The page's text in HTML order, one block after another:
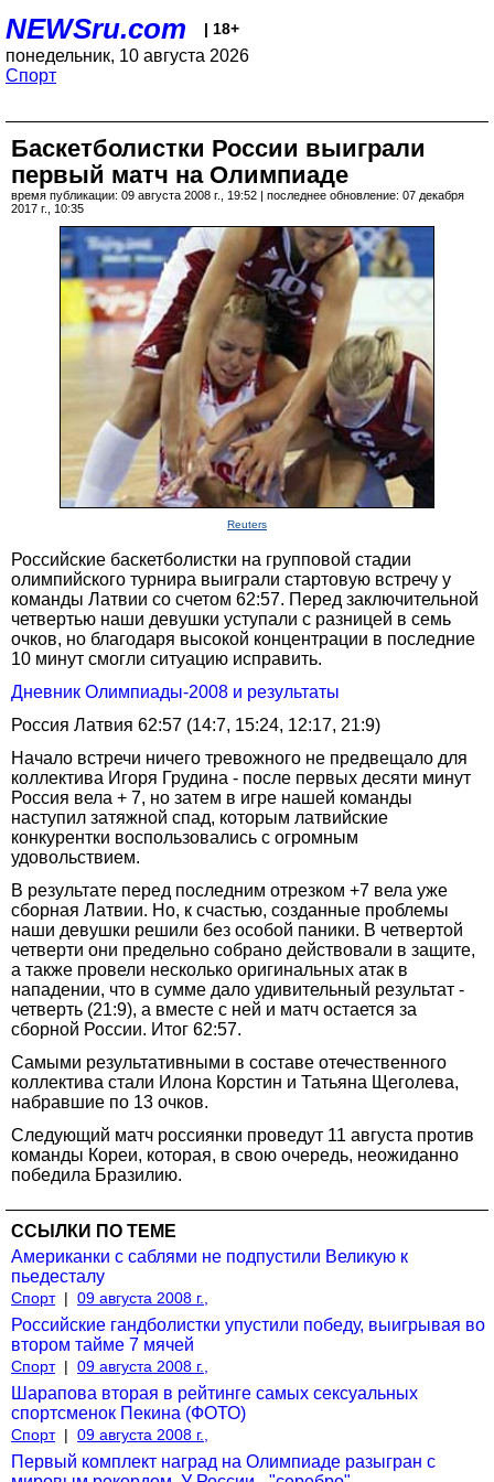
NEWSru.com | 18+
понедельник, 10 августа 2026
Спорт
Баскетболистки России выиграли
первый матч на Олимпиаде
время публикации: 09 августа 2008 г., 19:52 | последнее обновление: 07 декабря
2017 г., 10:35
Reuters
Российские баскетболистки на групповой стадии
олимпийского турнира выиграли стартовую встречу у
команды Латвии со счетом 62:57. Перед заключительной
четвертью наши девушки уступали с разницей в семь
очков, но благодаря высокой концентрации в последние
10 минут смогли ситуацию исправить.
Дневник Олимпиады-2008 и результаты
Россия Латвия 62:57 (14:7, 15:24, 12:17, 21:9)
Начало встречи ничего тревожного не предвещало для
коллектива Игоря Грудина - после первых десяти минут
Россия вела + 7, но затем в игре нашей команды
наступил затяжной спад, которым латвийские
конкурентки воспользовались с огромным
удовольствием.
В результате перед последним отрезком +7 вела уже
сборная Латвии. Но, к счастью, созданные проблемы
наши девушки решили без особой паники. В четвертой
четверти они предельно собрано действовали в защите,
а также провели несколько оригинальных атак в
нападении, что в сумме дало удивительный результат -
четверть (21:9), а вместе с ней и матч остается за
сборной России. Итог 62:57.
Самыми результативными в составе отечественного
коллектива стали Илона Корстин и Татьяна Щеголева,
набравшие по 13 очков.
Следующий матч россиянки проведут 11 августа против
команды Кореи, которая, в свою очередь, неожиданно
победила Бразилию.
ССЫЛКИ ПО ТЕМЕ
Американки с саблями не подпустили Великую к
пьедесталу
Спорт | 09 августа 2008 г.,
Российские гандболистки упустили победу, выигрывая во
втором тайме 7 мячей
Спорт | 09 августа 2008 г.,
Шарапова вторая в рейтинге самых сексуальных
спортсменок Пекина (ФОТО)
Спорт | 09 августа 2008 г.,
Первый комплект наград на Олимпиаде разыгран с